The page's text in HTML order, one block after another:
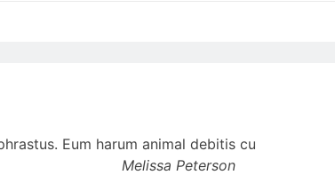
Eum harum animal debitis cu
Melissa Peterson